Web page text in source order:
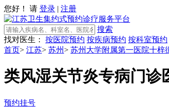
您好！ 请 登录 | 注册
搜索
找对医生：
按医院预约 按疾病预约 按科室预约
首页> 江苏> 苏州> 苏州大学附属第一医院十梓
类风湿关节炎专病门诊
预约挂号